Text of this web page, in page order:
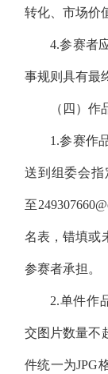
转化、市场价
4.参赛者
事规则具有最
（四）作
1.参赛作
送到组委会指
至
名表，错填或
参赛者承担。
2.单件作
交图片数量不
件统一为JPG